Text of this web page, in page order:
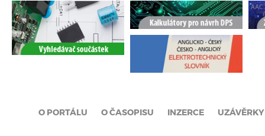
O PORTÁLU O ČASOPISU INZERCE UZÁVĚRKY